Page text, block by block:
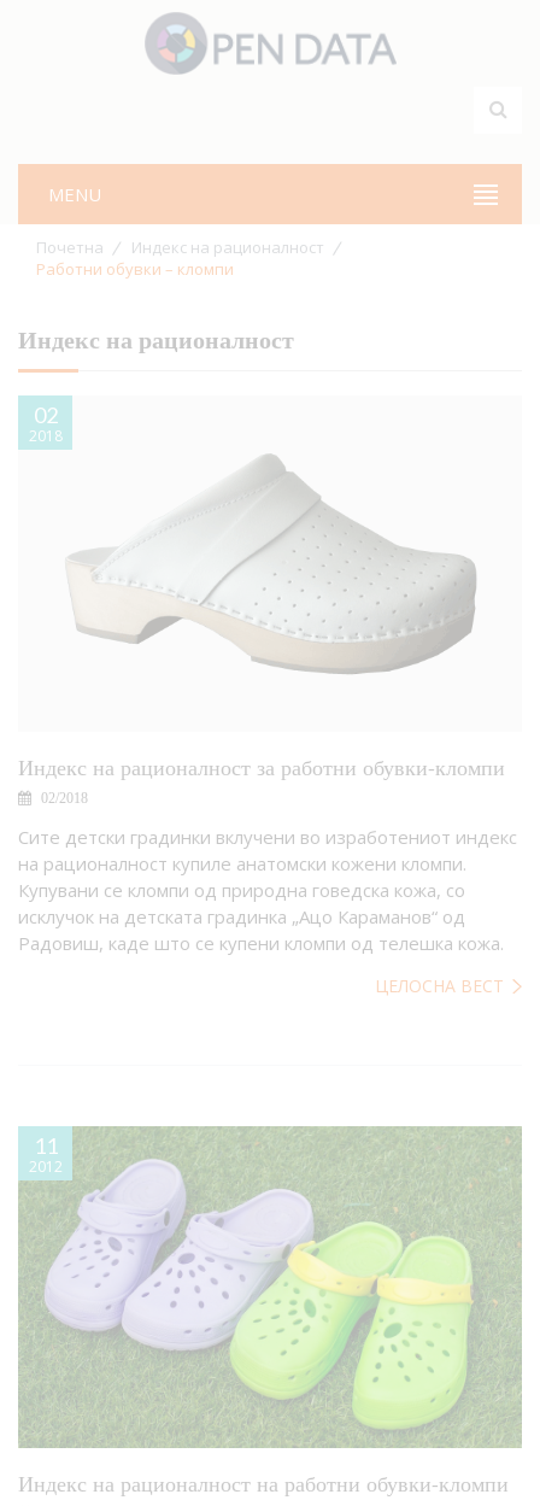
MENU
Почетна
Индекс на рационалност
Работни обувки – кломпи
Индекс на рационалност
02
2018
Индекс на рационалност за работни обувки-кломпи
02/2018
Сите детски градинки вклучени во изработениот индекс
на рационалност купиле анатомски кожени кломпи.
Купувани се кломпи од природна говедска кожа, со
исклучок на детската градинка „Ацо Караманов“ од
Радовиш, каде што се купени кломпи од телешка кожа.
ЦЕЛОСНА ВЕСТ
11
2012
Индекс на рационалност на работни обувки-кломпи